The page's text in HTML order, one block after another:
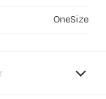
OneSize